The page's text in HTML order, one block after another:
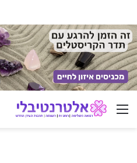
ניווט באתר